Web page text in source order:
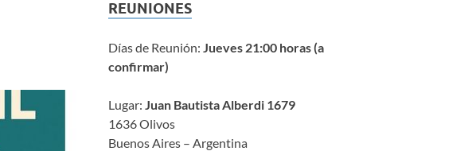
REUNIONES
Días de Reunión:Jueves 21:00 horas (a
confirmar)
Lugar:Juan Bautista Alberdi 1679
1636 Olivos
Buenos Aires – Argentina